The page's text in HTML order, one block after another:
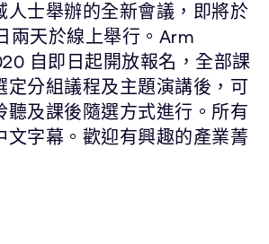
人士舉辦的全新會議，即將於
兩天於線上舉行。Arm
自即日起開放報名，全部課
定分組議程及主題演講後，可
聽及課後隨選方式進行。所有
文字幕。歡迎有興趣的產業菁